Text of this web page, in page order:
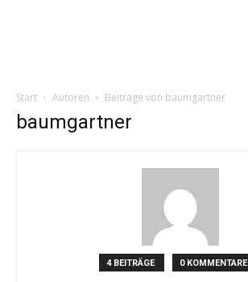
Start Autoren Beiträge von baumgartner
baumgartner
4 BEITRÄGE 0 KOMMENTARE